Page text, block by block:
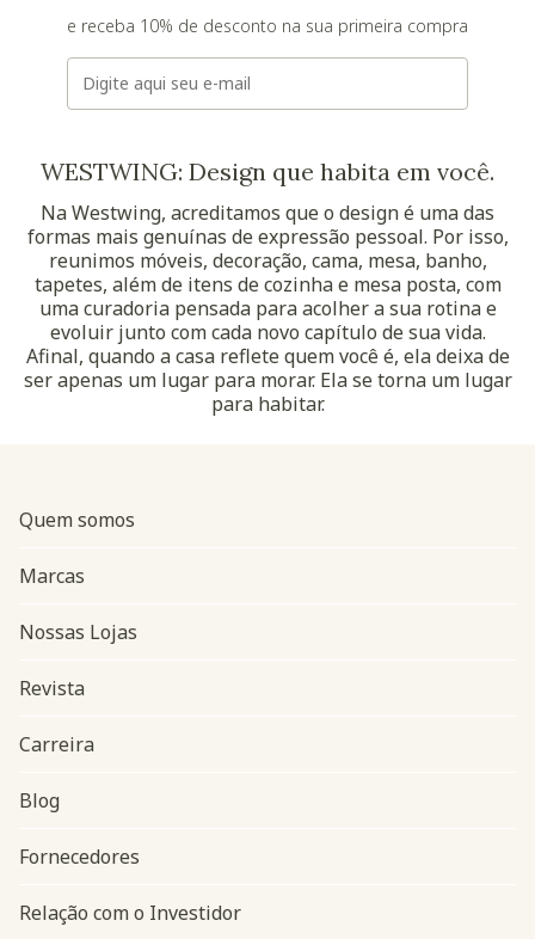
e receba 10% de desconto na sua primeira compra
E-mail
WESTWING: Design que habita em você.
Na Westwing, acreditamos que o design é uma das
formas mais genuínas de expressão pessoal. Por isso,
reunimos móveis, decoração, cama, mesa, banho,
tapetes, além de itens de cozinha e mesa posta, com
uma curadoria pensada para acolher a sua rotina e
evoluir junto com cada novo capítulo de sua vida.
Afinal, quando a casa reflete quem você é, ela deixa de
ser apenas um lugar para morar. Ela se torna um lugar
para habitar.
Navegação do rodapé
Quem somos
Marcas
Nossas Lojas
Revista
Carreira
Blog
Fornecedores
Relação com o Investidor